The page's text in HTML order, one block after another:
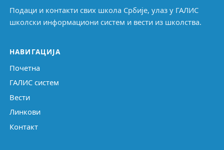
Подаци и контакти свих школа Србије, улаз у ГАЛИС
школски информациони систем и вести из школства.
НАВИГАЦИЈА
Почетна
ГАЛИС систем
Вести
Линкови
Контакт